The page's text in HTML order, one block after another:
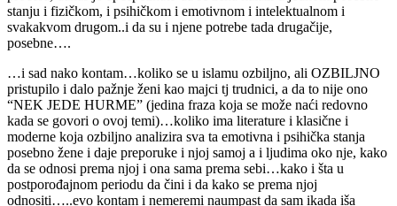
stanju i fizičkom, i psihičkom i emotivnom i intelektualnom i
svakakvom drugom..i da su i njene potrebe tada drugačije,
posebne….
…i sad nako kontam…koliko se u islamu ozbiljno, ali OZBILJNO
pristupilo i dalo pažnje ženi kao majci tj trudnici, a da to nije ono
“NEK JEDE HURME” (jedina fraza koja se može naći redovno
kada se govori o ovoj temi)…koliko ima literature i klasične i
moderne koja ozbiljno analizira sva ta emotivna i psihička stanja
posebno žene i daje preporuke i njoj samoj a i ljudima oko nje, kako
da se odnosi prema njoj i ona sama prema sebi…kako i šta u
postporođajnom periodu da čini i da kako se prema njoj
odnositi…..evo kontam i nemeremi naumpast da sam ikada iša